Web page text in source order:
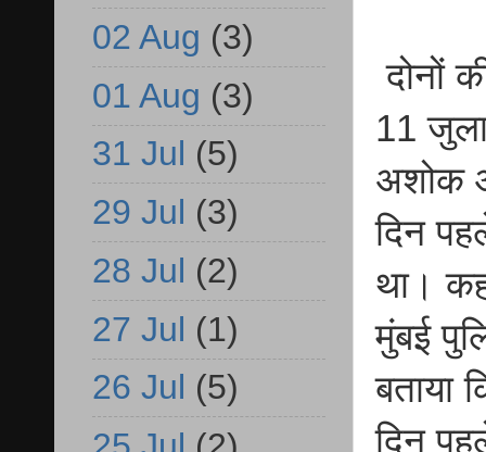
दोनों
11
अशोक
दिन
था।
मुंबई
बताया
दिन
02 Aug (3)
01 Aug (3)
31 Jul (5)
29 Jul (3)
28 Jul (2)
27 Jul (1)
26 Jul (5)